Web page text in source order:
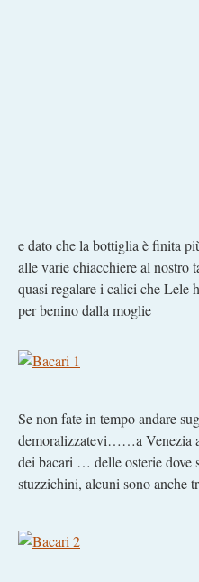
e dato che la bottiglia è finita
alle varie chiacchiere al nostro
quasi regalare i calici che Lele
per benino dalla moglie
Se non fate in tempo andare
demoralizzatevi……a Venezia
dei bacari … delle osterie dove
stuzzichini, alcuni sono anche